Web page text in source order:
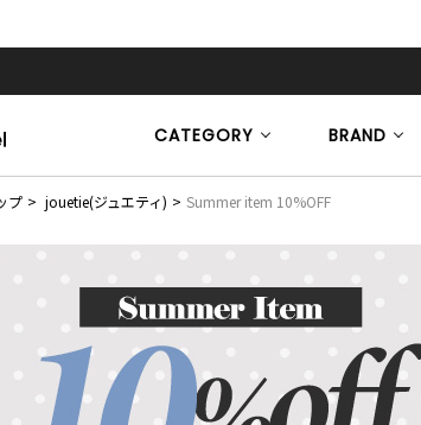
CATEGORY BRAND
プ jouetie(ジュエティ) Summer item 10%OFF